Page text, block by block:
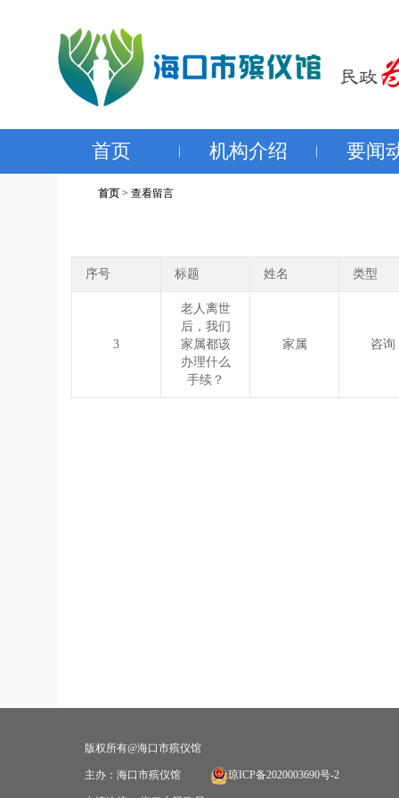
首页 机构介绍 要闻
首页 > 查看留言
序号 标题 姓名 类型
3
老人离世
后，我们
家属都该
办理什么
手续？
家属 咨询
版权所有@海口市殡仪馆
主办：海口市殡仪馆 琼ICP备2020003690号-2